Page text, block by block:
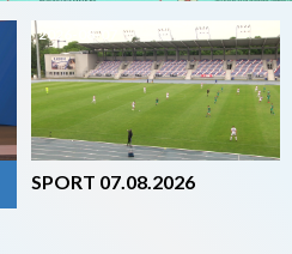
2026-08-07
SPORT 07.08.2026